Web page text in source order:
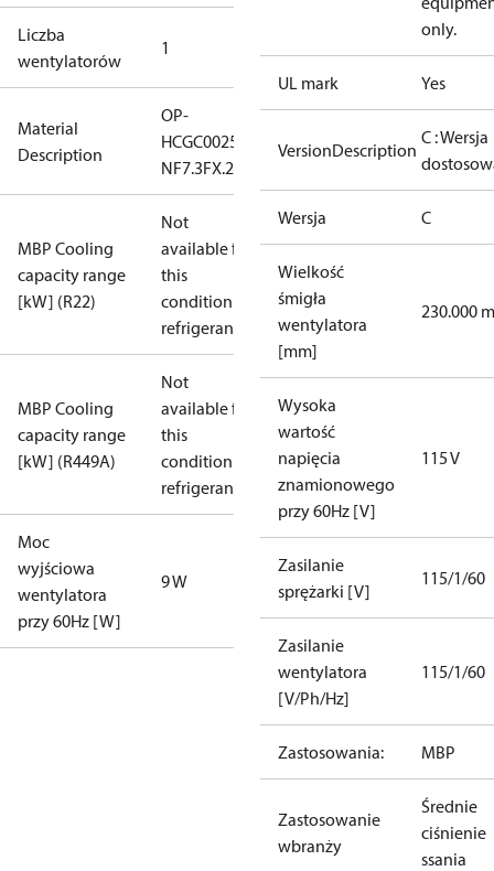
Liczba
wentylatorów
1
Material
Description
OP-
HCGC0025RC0061B
NF7.3FX.2
MBP Cooling
capacity range
[kW] (R22)
Not
available for
this
condition /
refrigerant
MBP Cooling
capacity range
[kW] (R449A)
Not
available for
this
condition /
refrigerant
Moc
wyjściowa
wentylatora
przy 60Hz [W]
9 W
only.
UL mark Yes
VersionDescription
C : Wersja
Wersja C
Wielkość
śmigła
wentylatora
[mm]
230.000
Wysoka
wartość
napięcia
znamionowego
przy 60Hz [V]
115 V
Zasilanie
sprężarki [V]
115/1/60
Zasilanie
wentylatora
[V/Ph/Hz]
115/1/60
Zastosowania: MBP
Zastosowanie
wbranży
Średnie
ciśnienie
ssania